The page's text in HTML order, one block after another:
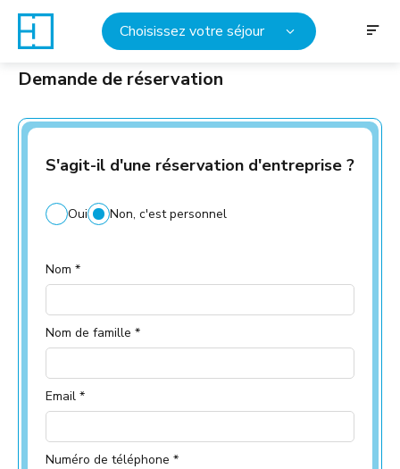
Choisissez votre séjour
Demande de réservation
S'agit-il d'une réservation d'entreprise ?
Oui Non, c'est personnel
Nom *
Nom de famille *
Email *
Numéro de téléphone *